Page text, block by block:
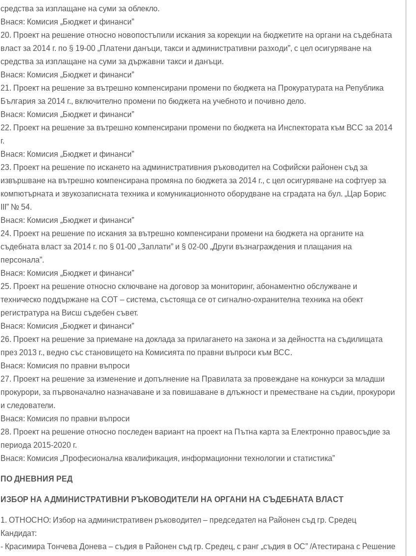
средства за изплащане на суми за облекло.
Внася: Комисия „Бюджет и финанси”
20. Проект на решение относно новопостъпили искания за корекции на бюджетите на органи на съдебната
власт за 2014 г. по § 19-00 „Платени данъци, такси и административни разходи”, с цел осигуряване на
средства за изплащане на суми за държавни такси и данъци.
Внася: Комисия „Бюджет и финанси”
21. Проект на решение за вътрешно компенсирани промени по бюджета на Прокуратурата на Република
България за 2014 г., включително промени по бюджета на учебното и почивно дело.
Внася: Комисия „Бюджет и финанси”
22. Проект на решение за вътрешно компенсирани промени по бюджета на Инспектората към ВСС за 2014
г.
Внася: Комисия „Бюджет и финанси”
23. Проект на решение по искането на административния ръководител на Софийски районен съд за
извършване на вътрешно компенсирана промяна по бюджета за 2014 г., с цел осигуряване на софтуер за
компютърната и звукозаписната техника и комуникационното оборудване на сградата на бул. „Цар Борис
III” № 54.
Внася: Комисия „Бюджет и финанси”
24. Проект на решение по искания за вътрешно компенсирани промени на бюджета на органите на
съдебната власт за 2014 г. по § 01-00 „Заплати” и § 02-00 „Други възнаграждения и плащания на
персонала”.
Внася: Комисия „Бюджет и финанси”
25. Проект на решение относно сключване на договор за мониторинг, абонаментно обслужване и
техническо поддържане на СОТ – система, състояща се от сигнално-охранителна техника на обект
регистратура на Висш съдебен съвет.
Внася: Комисия „Бюджет и финанси”
26. Проект на решение за приемане на доклада за прилагането на закона и за дейността на съдилищата
през 2013 г., ведно със становището на Комисията по правни въпроси към ВСС.
Внася: Комисия по правни въпроси
27. Проект на решение за изменение и допълнение на Правилата за провеждане на конкурси за младши
прокурори, за първоначално назначаване и за повишаване в длъжност и преместване на съдии, прокурори
и следователи.
Внася: Комисия по правни въпроси
28. Проект на решение относно последен вариант на проект на Пътна карта за Електронно правосъдие за
периода 2015-2020 г.
Внася: Комисия „Професионална квалификация, информационни технологии и статистика”
ПО ДНЕВНИЯ РЕД
ИЗБОР НА АДМИНИСТРАТИВНИ РЪКОВОДИТЕЛИ НА ОРГАНИ НА СЪДЕБНАТА ВЛАСТ
1. ОТНОСНО: Избор на административен ръководител – председател на Районен съд гр. Средец
Кандидат:
- Красимира Тончева Донева – съдия в Районен съд гр. Средец, с ранг „съдия в ОС” /Атестирана с Решение